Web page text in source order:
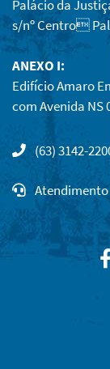
Palácio da
s/nº Centro
ANEXO I:
Edifício Amaro
com Avenida NS
(63) 3142-
Atendimento